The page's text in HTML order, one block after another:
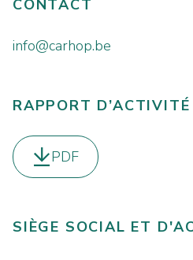
CONTACT
info@carhop.be
RAPPORT D’ACTIVITÉ
Télécharger le
PDF
SIÈGE SOCIAL ET